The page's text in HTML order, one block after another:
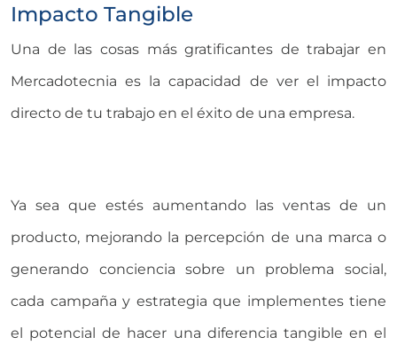
Impacto Tangible
Una de las cosas más gratificantes de trabajar en
Mercadotecnia es la capacidad de ver el impacto
directo de tu trabajo en el éxito de una empresa.
Ya sea que estés aumentando las ventas de un
producto, mejorando la percepción de una marca o
generando conciencia sobre un problema social,
cada campaña y estrategia que implementes tiene
el potencial de hacer una diferencia tangible en el